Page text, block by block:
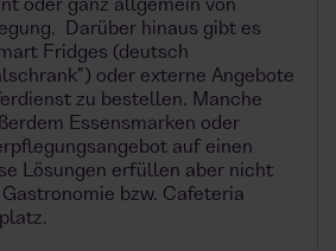
oder ganz allgemein von
Darüber hinaus gibt es
Fridges (deutsch
oder externe Angebote
zu bestellen. Manche
Essensmarken oder
auf einen
Lösungen erfüllen aber nicht
bzw. Cafeteria